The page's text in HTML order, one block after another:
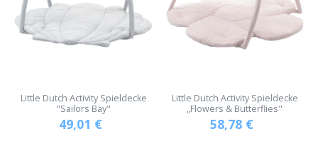
Little Dutch Activity Spieldecke
"Sailors Bay"
49,01 €
Little Dutch Activity Spieldecke
„Flowers & Butterflies"
58,78 €